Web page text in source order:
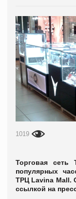
1019
Торговая сеть
популярных
ТРЦ Lavina Mall.
ссылкой на